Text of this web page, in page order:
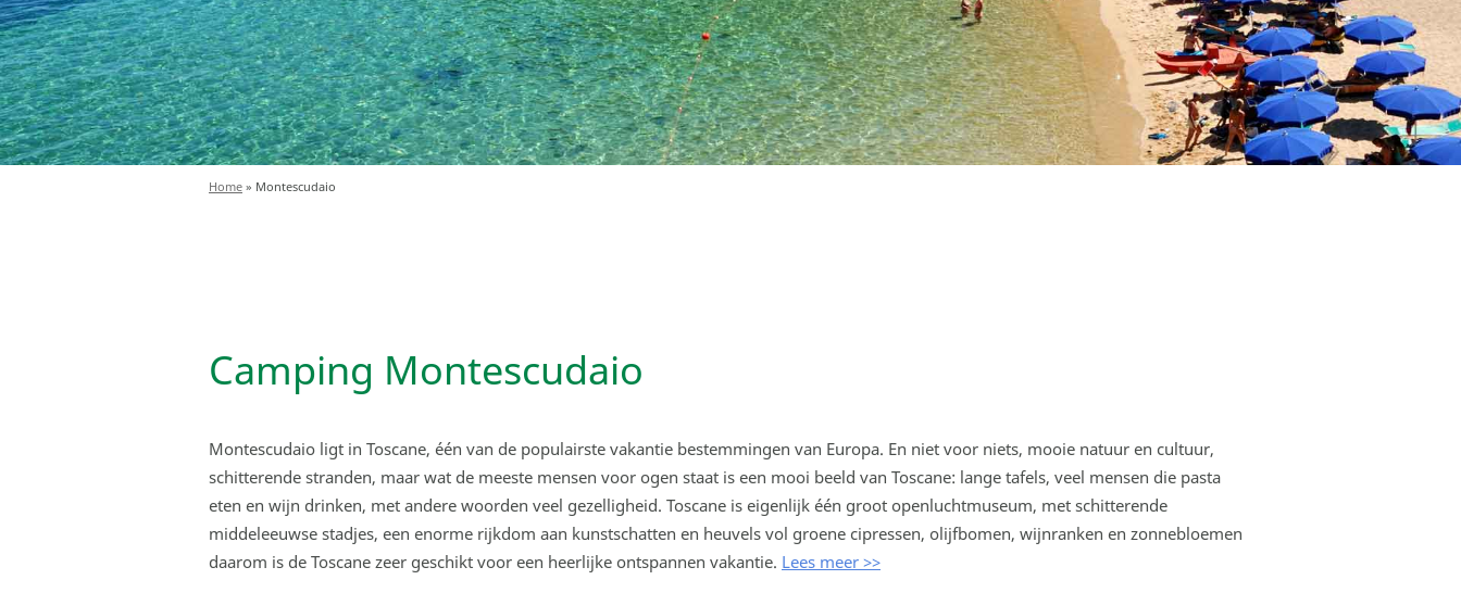
Home » Montescudaio
Camping Montescudaio
Montescudaio ligt in Toscane, één van de populairste vakantie bestemmingen van Europa. En niet voor niets, mooie natuur en cultuur,
schitterende stranden, maar wat de meeste mensen voor ogen staat is een mooi beeld van Toscane: lange tafels, veel mensen die pasta
eten en wijn drinken, met andere woorden veel gezelligheid. Toscane is eigenlijk één groot openluchtmuseum, met schitterende
middeleeuwse stadjes, een enorme rijkdom aan kunstschatten en heuvels vol groene cipressen, olijfbomen, wijnranken en zonnebloemen
daarom is de Toscane zeer geschikt voor een heerlijke ontspannen vakantie. Lees meer >>